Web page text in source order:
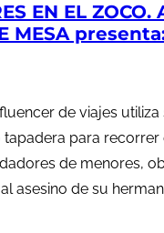
EN EL ZOCO.
MESA
de viajes utiliza
para recorrer
de menores,
asesino de su